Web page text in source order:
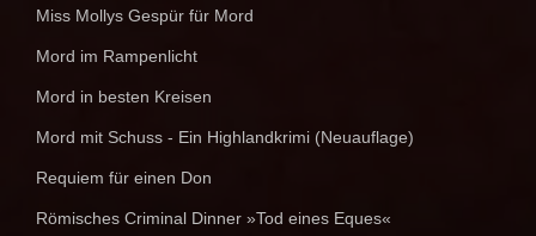
Miss Mollys Gespür für Mord
Mord im Rampenlicht
Mord in besten Kreisen
Mord mit Schuss - Ein Highlandkrimi (Neuauflage)
Requiem für einen Don
Römisches Criminal Dinner »Tod eines Eques«